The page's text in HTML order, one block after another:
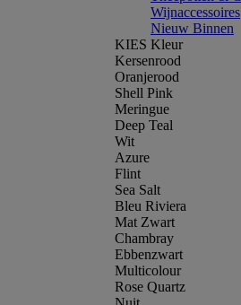
Wijnaccessoires
Nieuw Binnen
KIES Kleur
Kersenrood
Oranjerood
Shell Pink
Meringue
Deep Teal
Wit
Azure
Flint
Sea Salt
Bleu Riviera
Mat Zwart
Chambray
Ebbenzwart
Multicolour
Rose Quartz